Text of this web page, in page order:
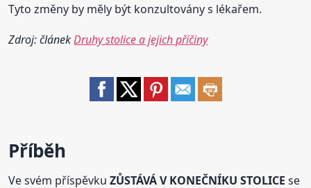
Tyto změny by měly být konzultovány s lékařem.
Zdroj: článekDruhy stolice a jejich příčiny
Příběh
Ve svém příspěvkuZŮSTÁVÁ V KONEČNÍKU STOLICE se